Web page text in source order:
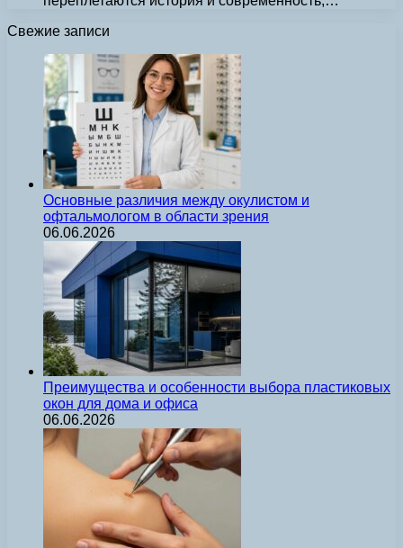
Свежие записи
Основные различия между окулистом и
офтальмологом в области зрения
06.06.2026
Преимущества и особенности выбора пластиковых
окон для дома и офиса
06.06.2026